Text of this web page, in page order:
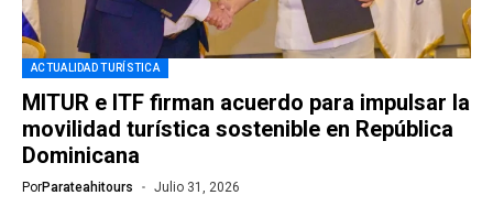
ACTUALIDAD TURÍSTICA
MITUR e ITF firman acuerdo para impulsar la
movilidad turística sostenible en República
Dominicana
PorParateahitours Julio 31, 2026